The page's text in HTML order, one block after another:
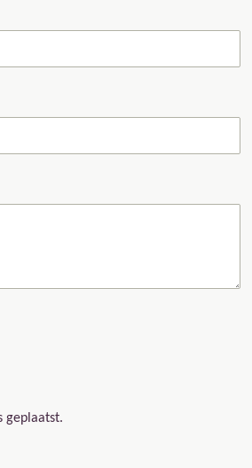
geplaatst.